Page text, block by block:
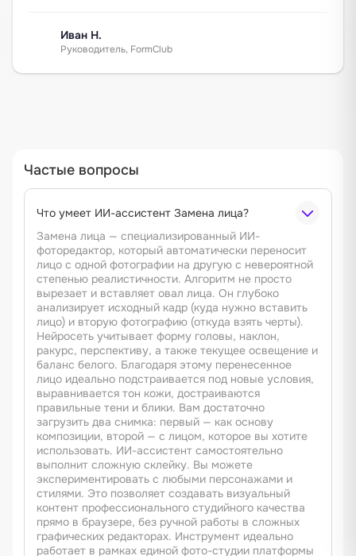
Иван Н.
Руководитель, FormClub
Частые вопросы
Что умеет ИИ-ассистент Замена лица?
Замена лица — специализированный ИИ-
фоторедактор, который автоматически переносит
лицо с одной фотографии на другую с невероятной
степенью реалистичности. Алгоритм не просто
вырезает и вставляет овал лица. Он глубоко
анализирует исходный кадр (куда нужно вставить
лицо) и вторую фотографию (откуда взять черты).
Нейросеть учитывает форму головы, наклон,
ракурс, перспективу, а также текущее освещение и
баланс белого. Благодаря этому перенесенное
лицо идеально подстраивается под новые условия,
выравнивается тон кожи, достраиваются
правильные тени и блики. Вам достаточно
загрузить два снимка: первый — как основу
композиции, второй — с лицом, которое вы хотите
использовать. ИИ-ассистент самостоятельно
выполнит сложную склейку. Вы можете
экспериментировать с любыми персонажами и
стилями. Это позволяет создавать визуальный
контент профессионального студийного качества
прямо в браузере, без ручной работы в сложных
графических редакторах. Инструмент идеально
работает в рамках единой фото-студии платформы